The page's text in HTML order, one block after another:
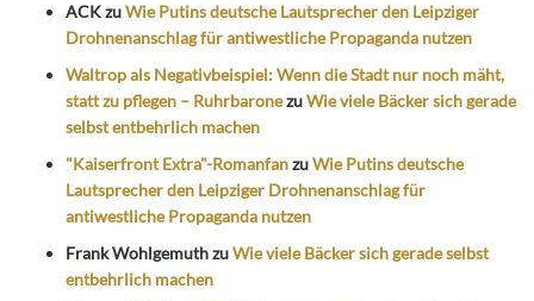
ACKzuWie Putins deutsche Lautsprecher den Leipziger
Drohnenanschlag für antiwestliche Propaganda nutzen
Waltrop als Negativbeispiel: Wenn die Stadt nur noch mäht,
statt zu pflegen – RuhrbaronezuWie viele Bäcker sich gerade
selbst entbehrlich machen
"Kaiserfront Extra"-RomanfanzuWie Putins deutsche
Lautsprecher den Leipziger Drohnenanschlag für
antiwestliche Propaganda nutzen
Frank WohlgemuthzuWie viele Bäcker sich gerade selbst
entbehrlich machen